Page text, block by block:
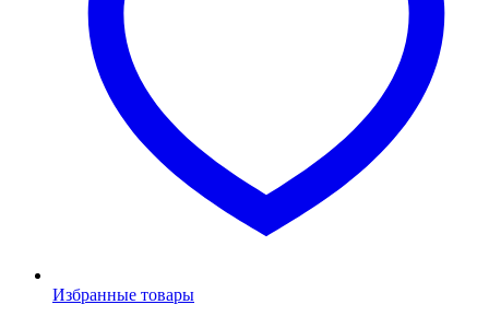
Избранные товары